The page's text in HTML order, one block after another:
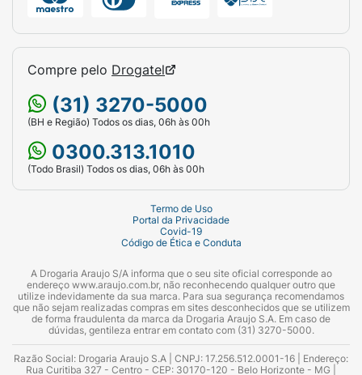
Compre pelo Drogatel
(31) 3270-5000
(BH e Região) Todos os dias, 06h às 00h
0300.313.1010
(Todo Brasil) Todos os dias, 06h às 00h
Termo de Uso
Portal da Privacidade
Covid-19
Código de Ética e Conduta
A Drogaria Araujo S/A informa que o seu site oficial corresponde ao
endereço www.araujo.com.br, não reconhecendo qualquer outro que
utilize indevidamente da sua marca. Para sua segurança recomendamos
que não sejam realizadas compras em sites desconhecidos que se utilizem
de forma fraudulenta da marca da Drogaria Araujo S.A. Em caso de
dúvidas, gentileza entrar em contato com (31) 3270-5000.
Razão Social: Drogaria Araujo S.A | CNPJ: 17.256.512.0001-16 | Endereço:
Rua Curitiba 327 - Centro - CEP: 30170-120 - Belo Horizonte - MG |